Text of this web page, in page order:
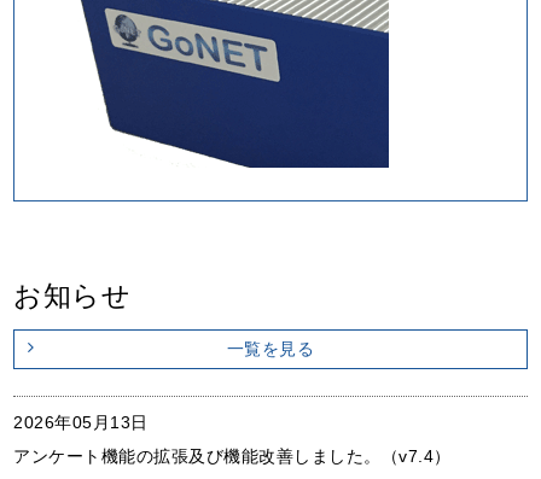
お知らせ
一覧を見る
2026年05月13日
アンケート機能の拡張及び機能改善しました。（v7.4）